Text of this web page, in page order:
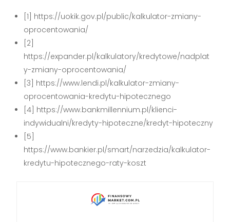
[1] https://uokik.gov.pl/public/kalkulator-zmiany-
oprocentowania/
[2]
https://expander.pl/kalkulatory/kredytowe/nadplat
y-zmiany-oprocentowania/
[3] https://www.lendi.pl/kalkulator-zmiany-
oprocentowania-kredytu-hipotecznego
[4] https://www.bankmillennium.pl/klienci-
indywidualni/kredyty-hipoteczne/kredyt-hipoteczny
[5]
https://www.bankier.pl/smart/narzedzia/kalkulator-
kredytu-hipotecznego-raty-koszt